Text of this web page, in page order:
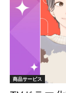
商品サービス